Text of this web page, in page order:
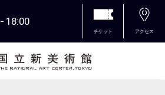
18:00
チケット アクセス